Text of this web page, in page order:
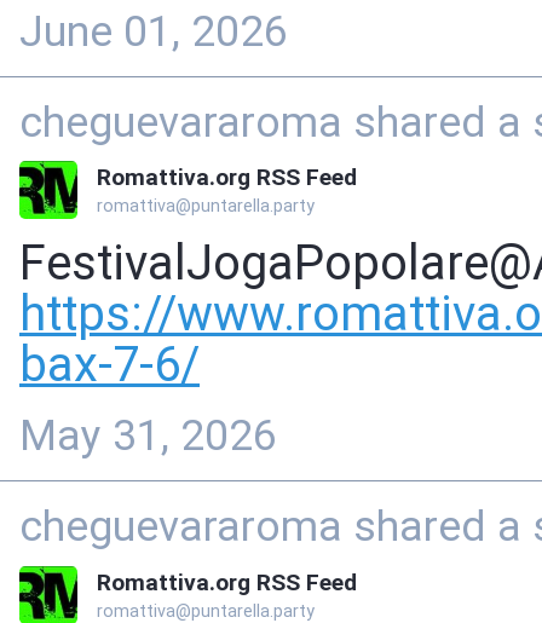
June 01, 2026
cheguevararoma shared
Romattiva.org RSS Feed
romattiva@puntarella.party
https://www.
bax-7-6/
May 31, 2026
cheguevararoma shared
Romattiva.org RSS Feed
romattiva@puntarella.party